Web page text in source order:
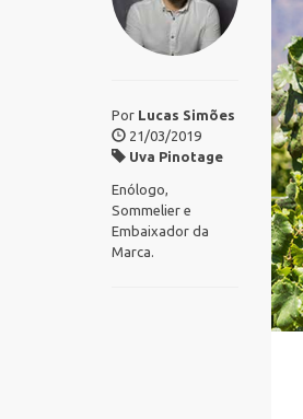
Por Lucas Simões
21/03/2019
Uva Pinotage
Enólogo,
Sommelier e
Embaixador da
Marca.